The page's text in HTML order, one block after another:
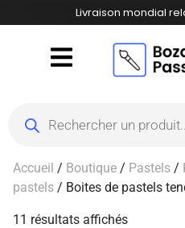
Livraison mondial
Accueil / Boutique / Pastels /
pastels / Boites de pastels
11 résultats affichés